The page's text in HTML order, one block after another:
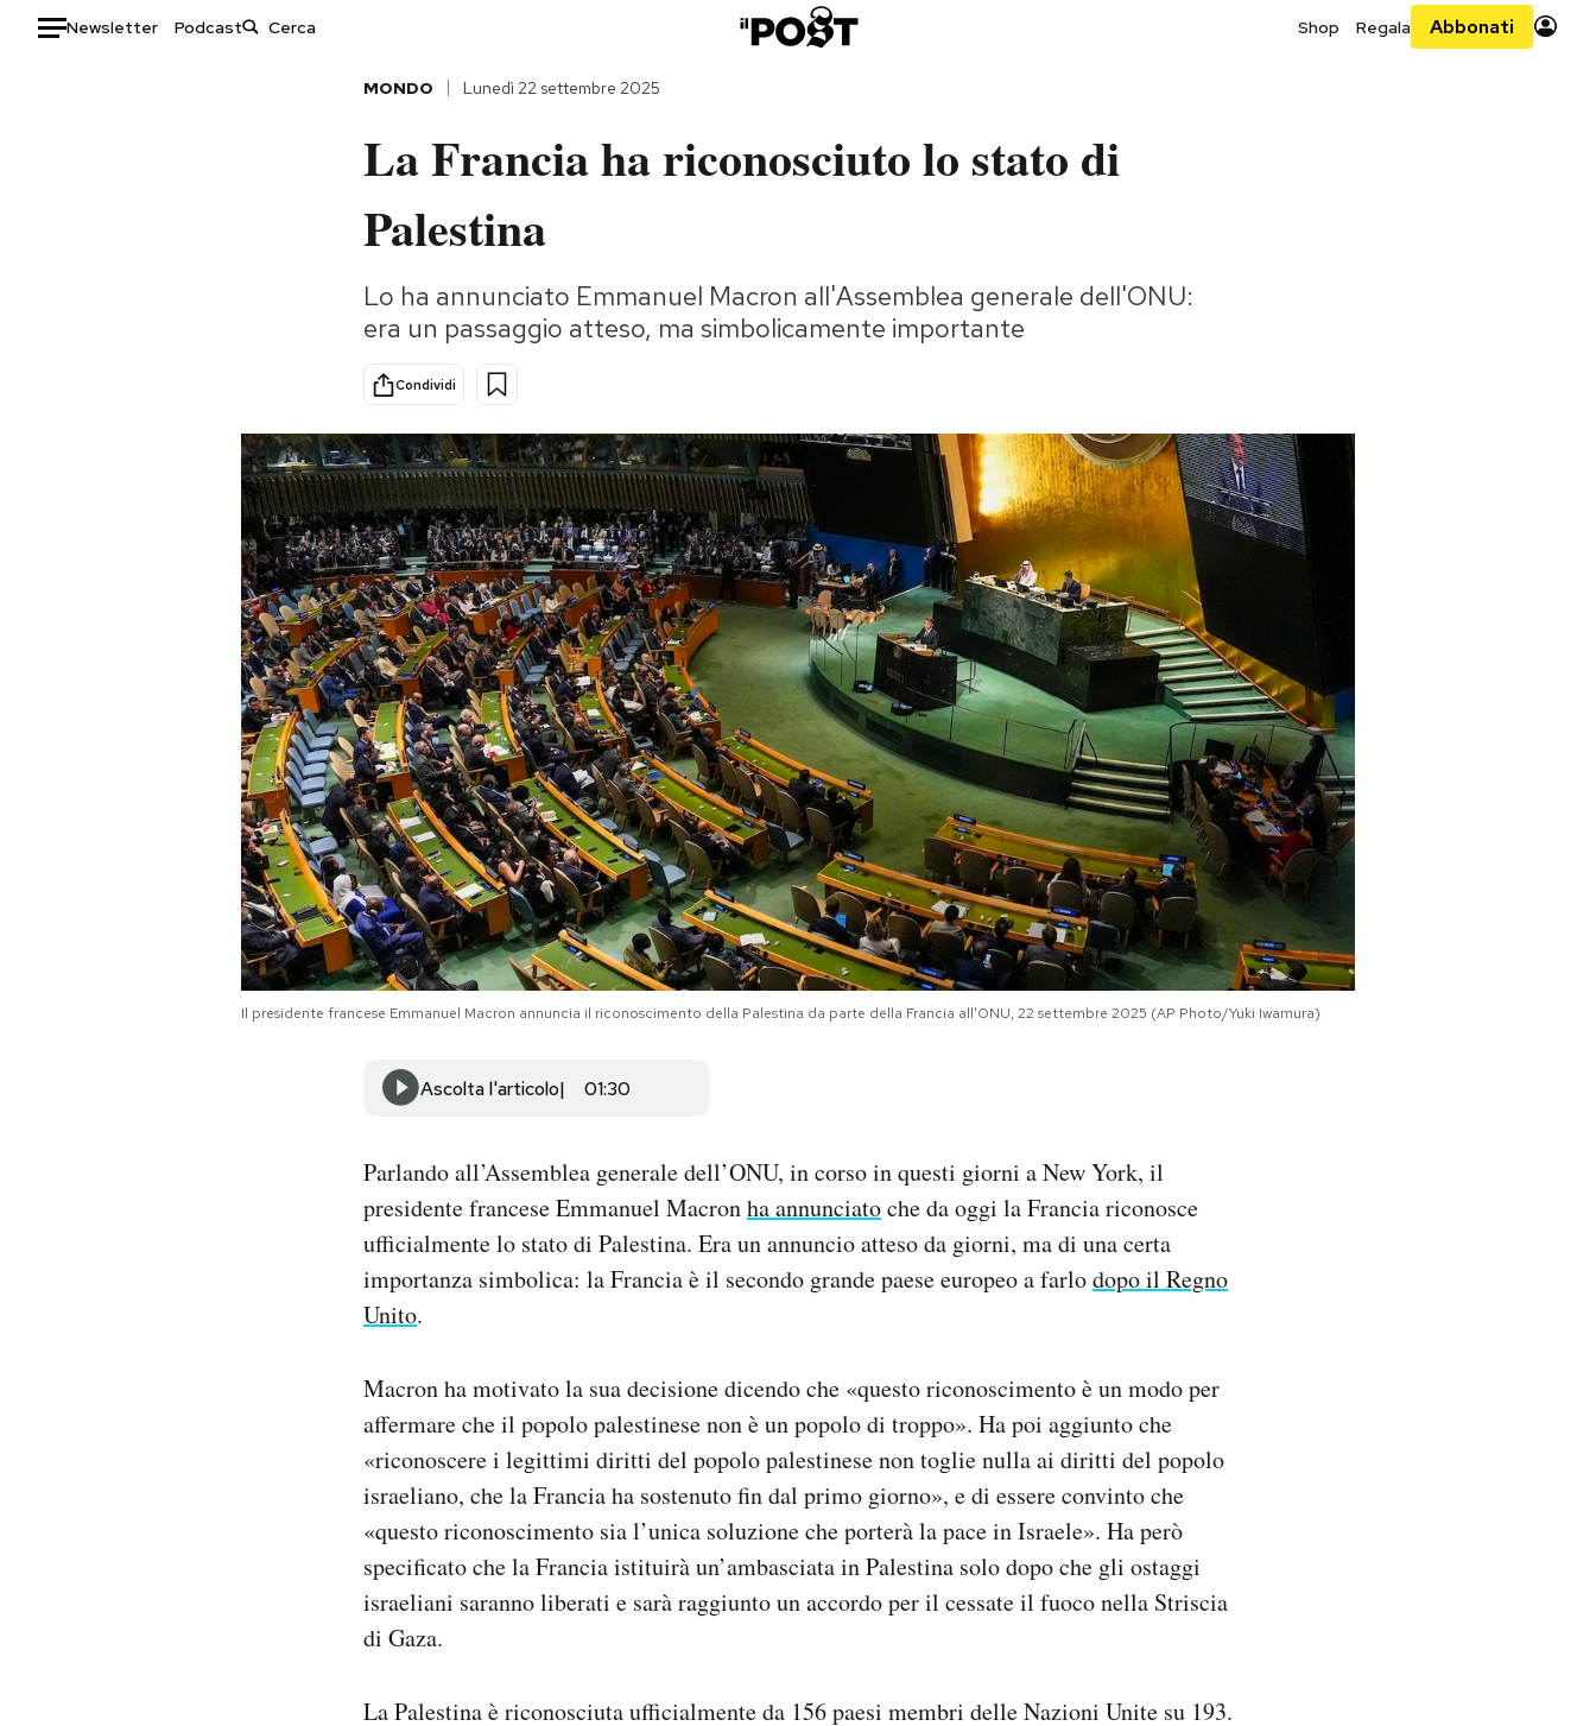
Newsletter Podcast Shop Regala Abbonati
Storie/Idee
Ok Boomer!
Altrecose
Mondiali calcio 2026
AREA PERSONALE
MONDO Lunedì 22 settembre 2025
La Francia ha riconosciuto lo stato di
Palestina
Lo ha annunciato Emmanuel Macron all'Assemblea generale dell'ONU:
era un passaggio atteso, ma simbolicamente importante
Condividi
Il presidente francese Emmanuel Macron annuncia il riconoscimento della Palestina da parte della Francia all'ONU, 22 settembre 2025 (AP Photo/Yuki Iwamura)
Ascolta l'articolo 01:30
Parlando all’Assemblea generale dell’ONU, in corso in questi giorni a New York, il
presidente francese Emmanuel Macronha annunciatoche da oggi la Francia riconosce
ufficialmente lo stato di Palestina. Era un annuncio atteso da giorni, ma di una certa
importanza simbolica: la Francia è il secondo grande paese europeo a farlodopo il Regno
Unito.
Macron ha motivato la sua decisione dicendo che «questo riconoscimento è un modo per
affermare che il popolo palestinese non è un popolo di troppo». Ha poi aggiunto che
«riconoscere i legittimi diritti del popolo palestinese non toglie nulla ai diritti del popolo
israeliano, che la Francia ha sostenuto fin dal primo giorno», e di essere convinto che
«questo riconoscimento sia l’unica soluzione che porterà la pace in Israele». Ha però
specificato che la Francia istituirà un’ambasciata in Palestina solo dopo che gli ostaggi
israeliani saranno liberati e sarà raggiunto un accordo per il cessate il fuoco nella Striscia
di Gaza.
La Palestina è riconosciuta ufficialmente da 156 paesi membri delle Nazioni Unite su 193.